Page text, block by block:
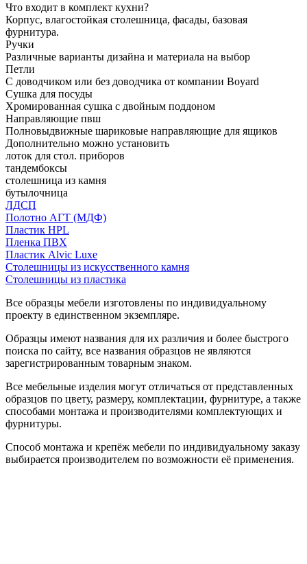
Что входит в комплект кухни?
Корпус, влагостойкая столешница, фасады, базовая
фурнитура.
Ручки
Различные варианты дизайна и материала на выбор
Петли
С доводчиком или без доводчика от компании Boyard
Сушка для посуды
Хромированная сушка с двойным поддоном
Направляющие пвш
Полновыдвижные шариковые направляющие для ящиков
Дополнительно можно установить
лоток для стол. приборов
тандембоксы
столешница из камня
бутылочница
ЛДСП
Полотно АГТ (МДФ)
Пластик HPL
Пленка ПВХ
Пластик Alvic Luxe
Столешницы из искусственного камня
Столешницы из пластика
Все образцы мебели изготовлены по индивидуальному
проекту в единственном экземпляре.
Образцы имеют названия для их различия и более быстрого
поиска по сайту, все названия образцов не являются
зарегистрированным товарным знаком.
Все мебельные изделия могут отличаться от представленных
образцов по цвету, размеру, комплектации, фурнитуре, а также
способами монтажа и производителями комплектующих и
фурнитуры.
Способ монтажа и крепёж мебели по индивидуальному заказу
выбирается производителем по возможности её применения.